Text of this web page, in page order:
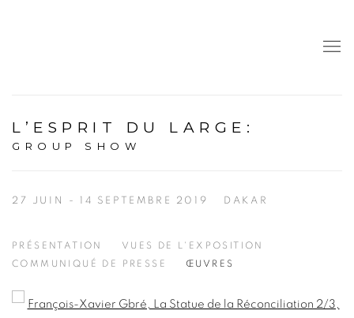
L’ESPRIT DU LARGE :
GROUP SHOW
27 JUIN - 14 SEPTEMBRE 2019 DAKAR
PRÉSENTATION
VUES DE L'EXPOSITION
COMMUNIQUÉ DE PRESSE
ŒUVRES
Open a larger version of the following image in a popup: